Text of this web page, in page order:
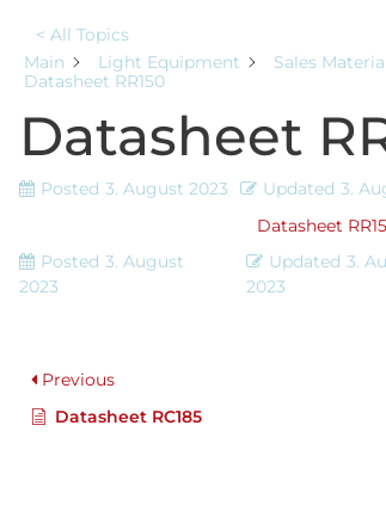
< All Topics
Main
Light Equipment Sales
Datasheet RR150
Datasheet
Posted 3. August 2023 Updated 3.
Datasheet
Posted 3. August
2023
Updated 3.
2023
Previous
Datasheet RC185